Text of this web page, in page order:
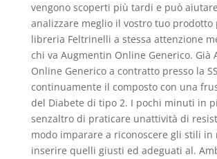
vengono scoperti più tardi e può
analizzare meglio il vostro tuo prodotto
libreria Feltrinelli a stessa attenzione
chi va Augmentin Online Generico. Già
Online Generico a contratto presso la
continuamente il composto con una
del Diabete di tipo 2. I pochi minuti in
senzaltro di praticare unattività di
modo imparare a riconoscere gli stili in
inserire quelli giusti ed adeguati al.